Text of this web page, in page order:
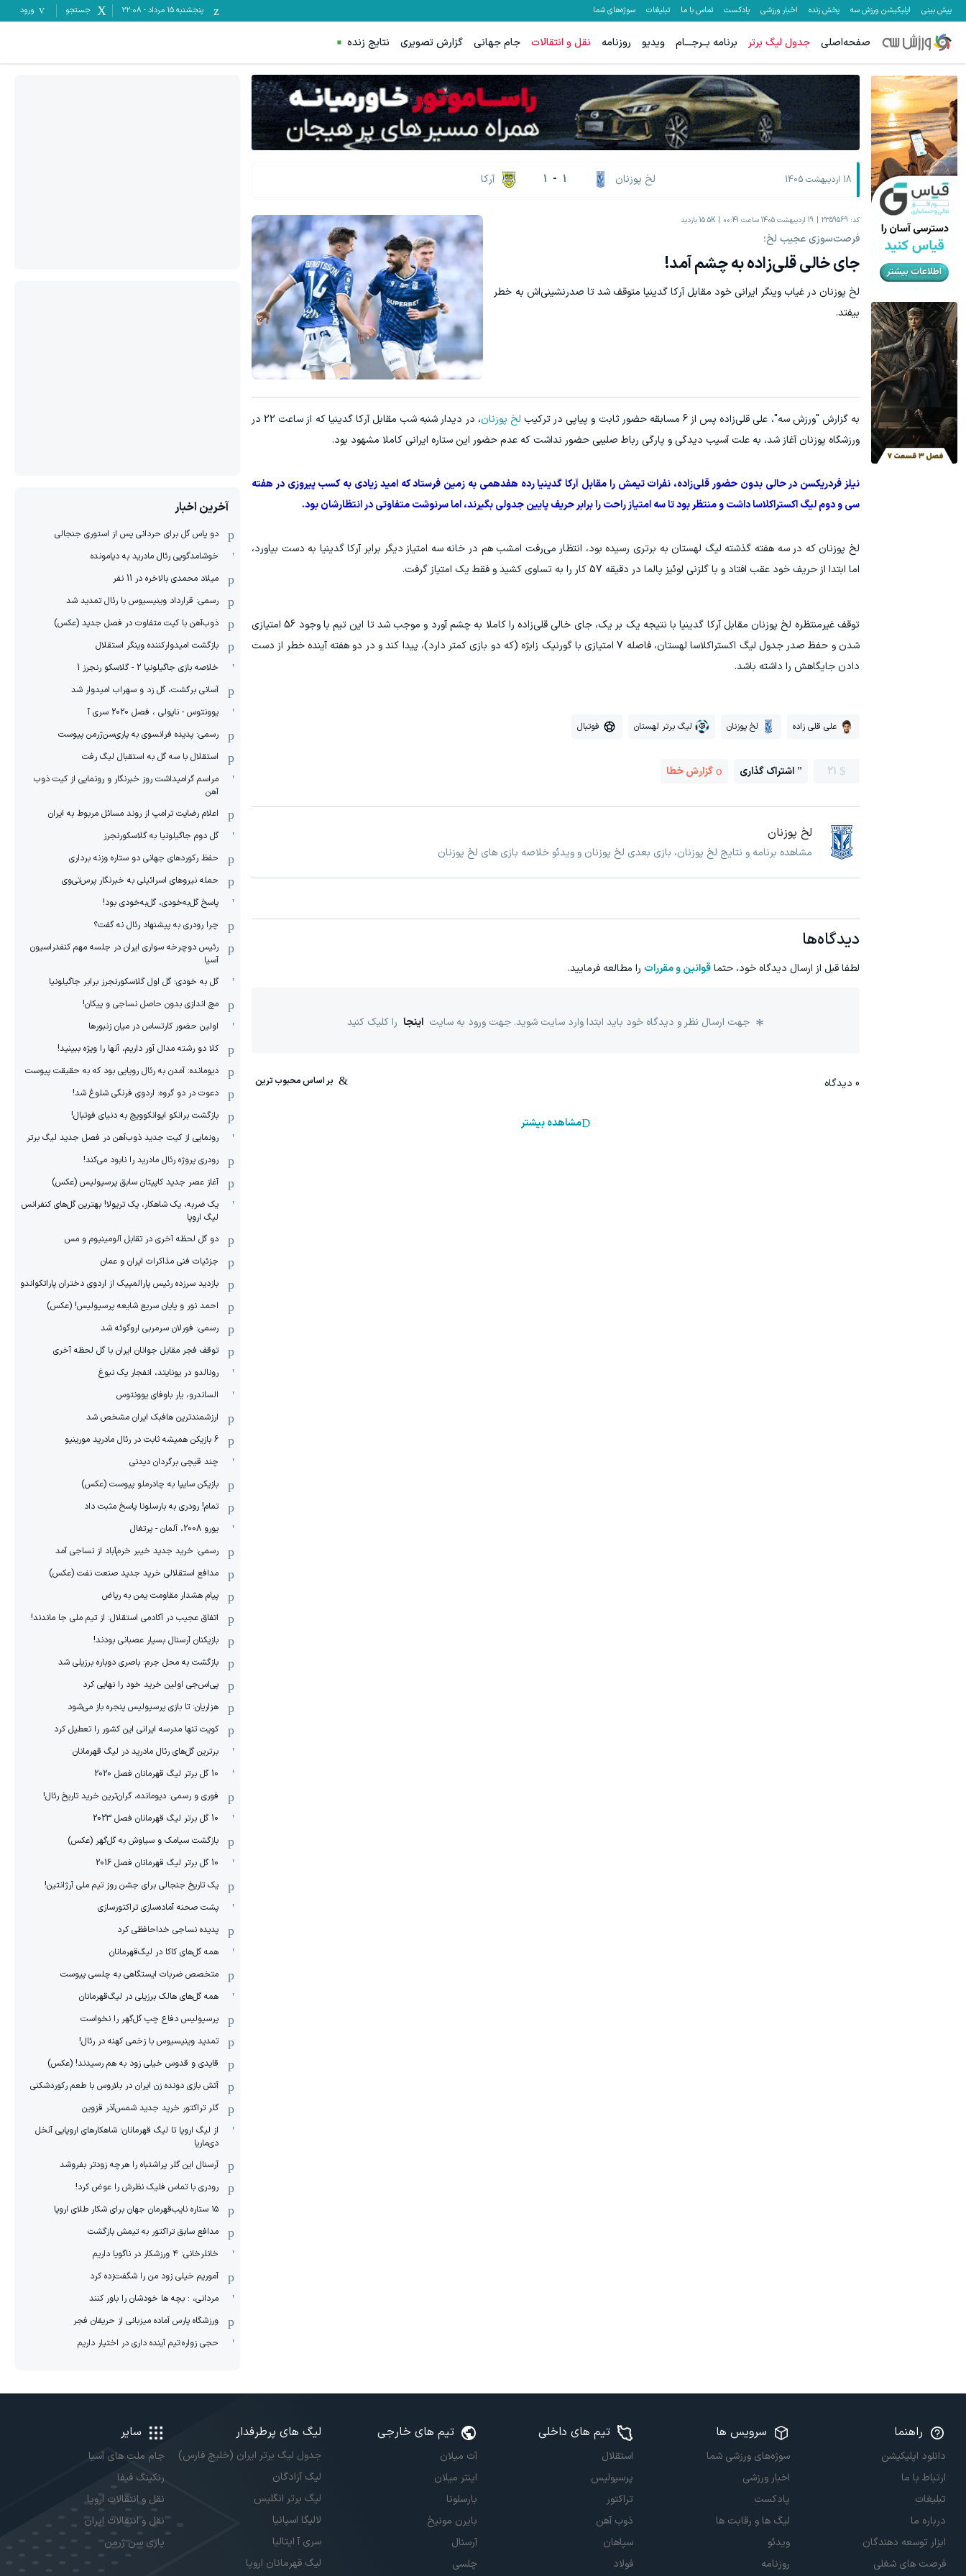
پیش بینی اپلیکیشن ورزش سه پخش زنده اخبار ورزشی پادکست تماس با ما تبلیغات سوژه‌های شما پنجشنبه ۱۵ مرداد -
22:08 جستجو ورود
صفحه‌اصلی جدول لیگ برتر برنامه بــرجـــام ویدیو روزنامه نقل و انتقالات جام جهانی گزارش تصویری نتایج زنده
18 اردیبهشت 1405 لخ پوزنان 1
-
1 آرکا
کد: 2359569 19 اردیبهشت 1405 ساعت 00:41 15.5K بازدید
فرصت‌سوزی عجیب لخ؛
جای خالی قلی‌زاده به چشم آمد!
لخ پوزنان در غیاب وینگر ایرانی خود مقابل آرکا گدینیا متوقف شد تا صدرنشینی‌اش به خطر
بیفتد.
به گزارش "ورزش سه"، علی قلی‌زاده پس از 6 مسابقه حضور ثابت و پیاپی در ترکیب لخ پوزنان
، در دیدار شنبه شب مقابل آرکا گدینیا که از ساعت 22 در
ورزشگاه پوزنان آغاز شد، به علت آسیب دیدگی و پارگی رباط صلیبی حضور نداشت که عدم حضور این ستاره ایرانی کاملا مشهود بود.
نیلز فردریکسن در حالی بدون حضور قلی‌زاده، نفرات تیمش را مقابل آرکا گدینیا رده هفدهمی به زمین فرستاد که امید زیادی به کسب پیروزی در هفته
سی و دوم لیگ اکستراکلاسا داشت و منتظر بود تا سه امتیاز راحت را برابر حریف پایین جدولی بگیرند، اما سرنوشت متفاوتی در انتظارشان بود.
لخ پوزنان که در سه هفته گذشته لیگ لهستان به برتری رسیده بود، انتظار می‌رفت امشب هم در خانه سه امتیاز دیگر برابر آرکا گدینیا به دست بیاورد،
اما ابتدا از حریف خود عقب افتاد و با گلزنی لوئیز پالما در دقیقه 57 کار را به تساوی کشید و فقط یک امتیاز گرفت.
توقف غیرمنتظره لخ پوزنان مقابل آرکا گدینیا با نتیجه یک بر یک، جای خالی قلی‌زاده را کاملا به چشم آورد و موجب شد تا این تیم با وجود 56 امتیازی
شدن و حفظ صدر جدول لیگ اکستراکلاسا لهستان، فاصله 7 امتیازی با گورنیک زابژه (که دو بازی کمتر دارد)، پیدا کند و در دو هفته آینده خطر از دست
دادن جایگاهش را داشته باشد.
علی قلی زاده لخ پوزنان لیگ برتر لهستان فوتبال
21 اشتراک گذاری گزارش خطا
لخ پوزنان
مشاهده برنامه و نتایج لخ پوزنان، بازی بعدی لخ پوزنان و ویدئو خلاصه بازی های لخ پوزنان
دیدگاه‌ها
لطفا قبل از ارسال دیدگاه خود، حتماقوانین و مقررات را مطالعه فرمایید.
جهت ارسال نظر و دیدگاه خود باید ابتدا وارد سایت شوید. جهت ورود به سایت اینجا را کلیک کنید
0 دیدگاه
مشاهده بیشتر
آخرین اخبار
دو پاس گل برای حردانی پس از استوری جنجالی
خوشامدگویی رئال مادرید به دیامونده
میلاد محمدی بالاخره در 11 نفر
رسمی: قرارداد وینیسیوس با رئال تمدید شد
ذوب‌آهن با کیت متفاوت در فصل جدید (عکس)
بازگشت امیدوارکننده وینگر استقلال
خلاصه بازی جاگیلونیا 2 - گلاسکو رنجرز 1
آسانی برگشت، گل زد و سهراب امیدوار شد
یوونتوس - ناپولی ، فصل 2020 سری آ
رسمی: پدیده فرانسوی به پاری‌سن‌ژرمن پیوست
استقلال با سه گل به استقبال لیگ رفت
مراسم گرامیداشت روز خبرنگار و رونمایی از کیت ذوب
آهن
اعلام رضایت ترامپ از روند مسائل مربوط به ایران
گل دوم جاگیلونیا به گلاسکورنجرز
حفظ رکوردهای جهانی دو ستاره وزنه برداری
حمله نیروهای اسرائیلی به خبرنگار پرس‌تی‌وی
پاسخ گل‌به‌خودی، گل‌به‌خودی بود!
چرا رودری به پیشنهاد رئال نه گفت؟
رئیس دوچرخه سواری ایران در جلسه مهم کنفدراسیون
آسیا
گل به خودی؛ گل اول گلاسکورنجرز برابر جاگیلونیا
مچ اندازی بدون حاصل نساجی و پیکان!
اولین حضور کارتساس در میان زنبورها
کلا دو‌ رشته مدال آور داریم، آنها را ویژه ببینید!
دیومانده: آمدن به رئال رویایی بود که به حقیقت پیوست
دعوت در دو گروه: اردوی فرنگی شلوغ شد!
بازگشت برانکو ایوانکوویچ به دنیای فوتبال!
رونمایی از کیت جدید ذوب‌آهن در فصل جدید لیگ برتر
رودری پروژه رئال مادرید را نابود می‌کند!
آغاز عصر جدید کاپیتان سابق پرسپولیس (عکس)
یک ضربه، یک شاهکار، یک تریولا! بهترین گل‌های کنفرانس
لیگ اروپا
دو گل لحظه آخری در تقابل آلومینیوم و مس
جزئیات فنی مذاکرات ایران و عمان
بازدید سرزده رئیس پارالمپیک از اردوی دختران پاراتکواندو
احمد نور و پایان سریع شایعه پرسپولیس! (عکس)
رسمی: فورلان سرمربی اروگوئه شد
توقف فجر مقابل جوانان ایران با گل لحظه آخری
رونالدو در یونایتد، انفجار یک نبوغ
الساندرو، یار باوفای یوونتوس
ارزشمندترین هافبک ایران مشخص شد
6 بازیکن همیشه ثابت در رئال مادرید مورینیو
چند قیچی برگردان دیدنی
بازیکن سایپا به چادرملو پیوست (عکس)
تمام! رودری به بارسلونا پاسخ مثبت داد
یورو 2008، آلمان - پرتغال
رسمی: خرید جدید خیبر خرم‌آباد از نساجی آمد
مدافع استقلالی خرید جدید صنعت نفت (عکس)
پیام هشدار مقاومت یمن به ریاض
اتفاق عجیب در آکادمی استقلال: از تیم ملی جا ماندند!
بازیکنان آرسنال بسیار عصبانی بودند!
بازگشت به محل جرم: باصری دوباره برزیلی شد
پی‌اس‌جی اولین خرید خود را نهایی کرد
هزاریان: تا بازی پرسپولیس پنجره باز می‌شود
کویت تنها مدرسه ایرانی این کشور را تعطیل کرد
برترین گل‌های رئال مادرید در لیگ قهرمانان
10 گل برتر لیگ قهرمانان فصل 2020
فوری و رسمی: دیومانده، گران‌ترین خرید تاریخ رئال!
10 گل برتر لیگ قهرمانان فصل 2023
بازگشت سیامک و سیاوش به گل‌گهر (عکس)
10 گل برتر لیگ قهرمانان فصل 2016
یک تاریخ جنجالی برای جشن روز تیم ملی آرژانتین!
پشت صحنه آماده‌سازی تراکتورسازی
پدیده نساجی خداحافظی کرد
همه گل‌های کاکا در لیگ‌قهرمانان
متخصص ضربات ایستگاهی به چلسی پیوست
همه گل‌های هالک برزیلی در لیگ‌قهرمانان
پرسپولیس دفاع چپ گل‌گهر را نخواست
تمدید وینیسیوس با زخمی کهنه در رئال!
قایدی و قدوس خیلی زود به هم رسیدند! (عکس)
آتش بازی دونده زن ایران در بلاروس با طعم رکوردشکنی
گلر تراکتور خرید جدید شمس‌آذر قزوین
از لیگ اروپا تا لیگ قهرمانان؛ شاهکارهای اروپایی آنخل
دی‌ماریا
آرسنال این گلر پراشتباه را هرچه زودتر بفروشد
رودری با تماس فلیک نظرش را عوض کرد!
١۵ ستاره نایب‌قهرمان جهان برای شکار طلای اروپا
مدافع سابق تراکتور به تیمش بازگشت
خانلرخانی: ۴ ورزشکار در ناگویا داریم
آموریم خیلی زود من را شگفت‌زده کرد
مردانی، : بچه ها خودشان را باور کنند
ورزشگاه پارس آماده میزبانی از حریفان فجر
حجی زواره:تیم آینده داری در اختیار داریم
راهنما
دانلود اپلیکیشن
ارتباط با ما
تبلیغات
درباره ما
ابزار توسعه دهندگان
فرصت های شغلی
سرویس ها
سوژه‌های ورزشی شما
اخبار ورزشی
پادکست
لیگ ها و رقابت ها
ویدئو
روزنامه
تیم های داخلی
استقلال
پرسپولیس
تراکتور
ذوب آهن
سپاهان
فولاد
تیم های خارجی
آث میلان
اینتر میلان
بارسلونا
بایرن مونیخ
آرسنال
چلسی
لیگ های پرطرفدار
جدول لیگ برتر ایران (خلیج فارس)
لیگ آزادگان
لیگ برتر انگلیس
لالیگا اسپانیا
سری آ ایتالیا
لیگ قهرمانان اروپا
سایر
جام ملت های آسیا
رنکینگ فیفا
نقل و انتقالات اروپا
نقل و انتقالات ایران
پاری سن ژرمن